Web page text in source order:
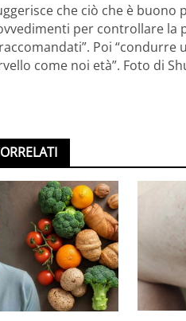
che ciò che è
per controllare la
Poi
come noi età”. Foto di